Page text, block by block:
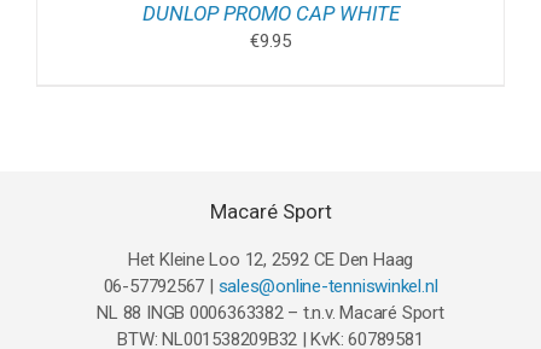
DUNLOP PROMO CAP WHITE
€9.95
Macaré Sport
Het Kleine Loo 12, 2592 CE Den Haag
06-57792567 | sales@online-tenniswinkel.nl
NL 88 INGB 0006363382 – t.n.v. Macaré Sport
BTW: NL001538209B32 | KvK: 60789581